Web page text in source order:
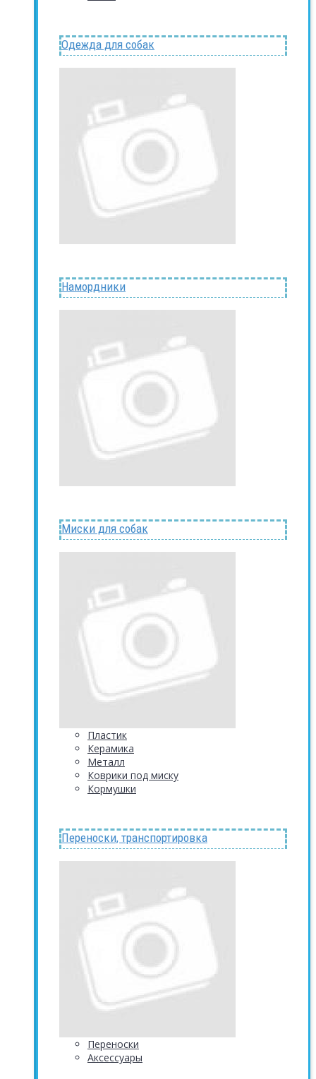
Одежда для собак
Намордники
Миски для собак
Пластик
Керамика
Металл
Коврики под миску
Кормушки
Переноски, транспортировка
Переноски
Аксессуары